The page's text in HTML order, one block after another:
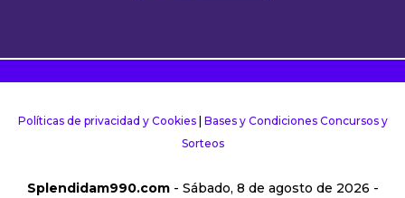
Políticas de privacidad y Cookies| Bases y Condiciones Concursos y
Sorteos
Splendidam990.com- Sábado, 8 de agosto de 2026 -